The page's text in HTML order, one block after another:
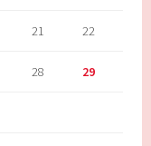
21 22
28 29